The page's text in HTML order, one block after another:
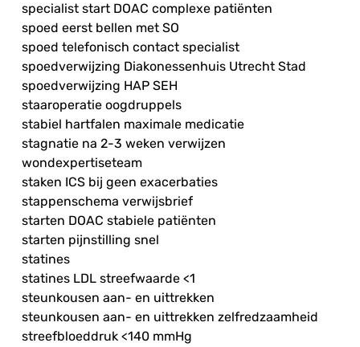
specialist start DOAC complexe patiënten
spoed eerst bellen met SO
spoed telefonisch contact specialist
spoedverwijzing Diakonessenhuis Utrecht Stad
spoedverwijzing HAP SEH
staaroperatie oogdruppels
stabiel hartfalen maximale medicatie
stagnatie na 2-3 weken verwijzen
wondexpertiseteam
staken ICS bij geen exacerbaties
stappenschema verwijsbrief
starten DOAC stabiele patiënten
starten pijnstilling snel
statines
statines LDL streefwaarde <1
steunkousen aan- en uittrekken
steunkousen aan- en uittrekken zelfredzaamheid
streefbloeddruk <140 mmHg